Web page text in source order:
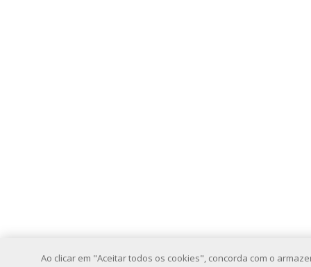
Ao clicar em "Aceitar todos os cookies", concorda com o